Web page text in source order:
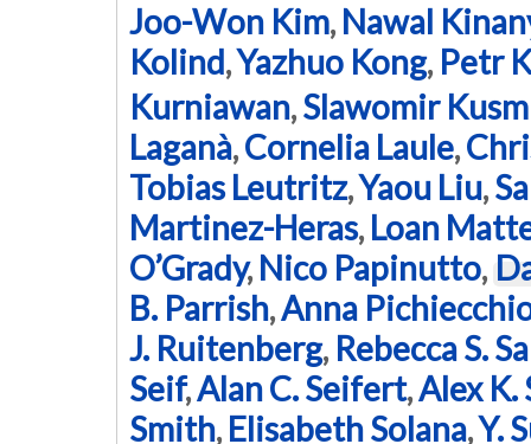
Joo-Won Kim, Nawal
Kolind,Yazhuo Kong, Petr
Kurniawan,Slawomir
Laganà,Cornelia Laule,
Tobias Leutritz,Yaou Liu,
Martinez-Heras, Loan
O’Grady, Nico Papinutto,
B. Parrish,Anna
J. Ruitenberg, Rebecca S.
Seif,Alan C. Seifert,Alex K.
Smith, Elisabeth Solana,Y.